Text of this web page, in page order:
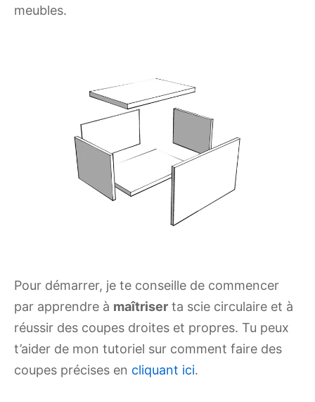
meubles.
Pour démarrer, je te conseille de commencer
par apprendre à maîtriser ta scie circulaire et à
réussir des coupes droites et propres. Tu peux
t’aider de mon tutoriel sur comment faire des
coupes précises en cliquant ici.